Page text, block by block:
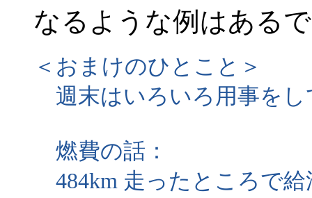
なるような例はある
＜おまけのひとこと＞
週末はいろいろ用事をし
燃費の話：
484km 走ったところで